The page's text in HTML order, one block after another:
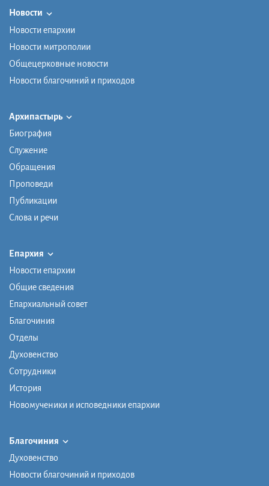
Новости
Новости епархии
Новости митрополии
Общецерковные новости
Новости благочиний и приходов
Архипастырь
Биография
Служение
Обращения
Проповеди
Публикации
Слова и речи
Епархия
Новости епархии
Общие сведения
Епархиальный совет
Благочиния
Отделы
Духовенство
Сотрудники
История
Новомученики и исповедники епархии
Благочиния
Духовенство
Новости благочиний и приходов